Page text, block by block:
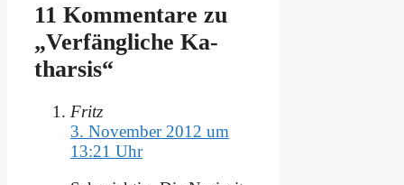
11 Kommentare zu
„Ver­fäng­li­che Ka­
thar­sis“
Fritz
3. November 2012 um
13:21 Uhr